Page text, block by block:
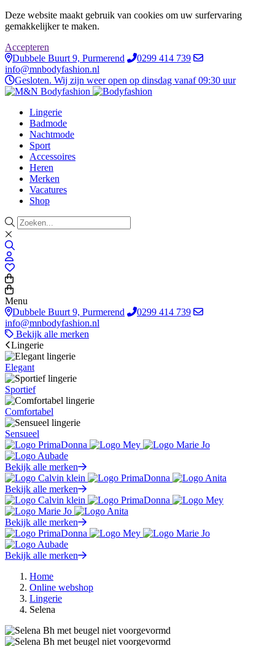
Deze website maakt gebruik van cookies om uw surfervaring
gemakkelijker te maken.
Accepteren
Dubbele Buurt 9, Purmerend
0299 414 739
info@mnbodyfashion.nl
Gesloten. Wij zijn weer open op dinsdag vanaf 09:30 uur
Lingerie
Badmode
Nachtmode
Sport
Accessoires
Heren
Merken
Vacatures
Shop
Menu
Dubbele Buurt 9, Purmerend
0299 414 739
info@mnbodyfashion.nl
Bekijk alle merken
Lingerie
Elegant
Sportief
Comfortabel
Sensueel
Bekijk alle merken
Bekijk alle merken
Bekijk alle merken
Bekijk alle merken
Home
Online webshop
Lingerie
Selena